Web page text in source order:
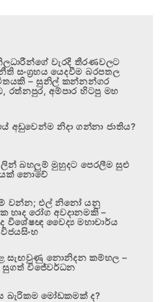
වැරදි තීරණවලට
සංග්‍රහය යෙදවීම බරපතල
– සුනිල් කන්නන්ගර
රත්නපුර, අම්පාර හිටපු මහ
අඩුවෙන්ම නිදා ගන්නා ජාතිය?
බහලුම් මුහුදට පෙරලීම සුළු
නොවේ
වන්න; එල් නිනෝ යනු
හෘද රෝග අවදානමකි –
විශේෂඥ වෛද්‍ය මහාචාර්ය
සැඟවුණු නොනිදන කම්හල –
සුගත් විජේවර්ධන
බැරිකම මෝඩකමක් ද?